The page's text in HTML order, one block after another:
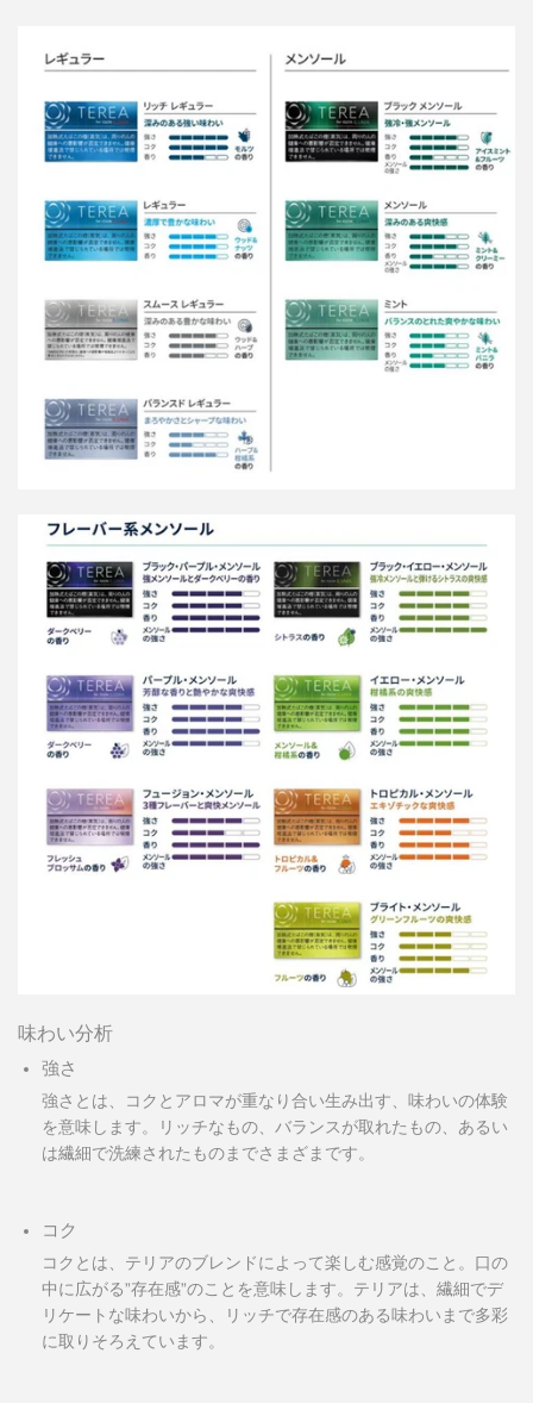
味わい分析
強さ
強さとは、コクとアロマが重なり合い生み出す、味わいの体験
を意味します。リッチなもの、バランスが取れたもの、あるい
は繊細で洗練されたものまでさまざまです。
コク
コクとは、テリアのブレンドによって楽しむ感覚のこと。口の
中に広がる”存在感”のことを意味します。テリアは、繊細でデ
リケートな味わいから、リッチで存在感のある味わいまで多彩
に取りそろえています。